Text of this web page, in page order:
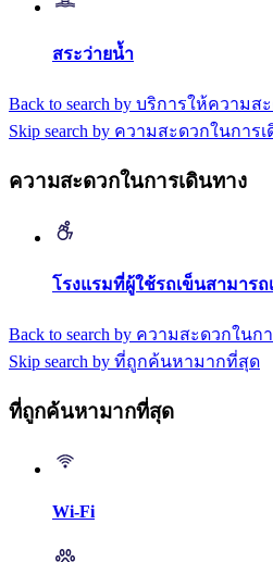
สระว่ายน้ำ
Back to search by บริการให้ความส
Skip search by ความสะดวกในการ
ความสะดวกในการเดินทาง
โรงแรมที่ผู้ใช้รถเข็นสามารถ
Back to search by ความสะดวกในก
Skip search by ที่ถูกค้นหามากที่สุด
ที่ถูกค้นหามากที่สุด
Wi-Fi